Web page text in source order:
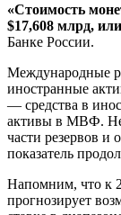
«Стоимость
$17,608 млрд,
Банке России.
Международные
иностранные
— средства в
активы в МВФ.
части резервов и
показатель
Напомним, что к
прогнозирует